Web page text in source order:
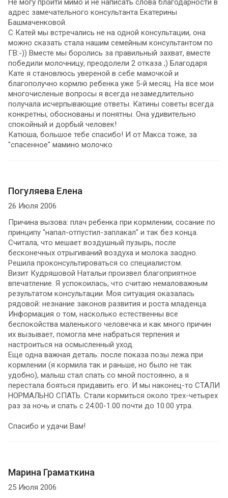
Не могу пройти мимо и не написать слова благодарности в
адрес замечательного консультанта Екатерины
Башмаченковой.
С Катей мы встречались не на одной консультации, она
можно сказать стала нашим семейным консультантом по
ГВ:-)) Вместе мы боролись за правильный захват, вместе
победили молочницу, преодолели 2 отказа ;) Благодаря
Кате я становлюсь увереной в себе мамочкой и
благополучно кормлю ребенка уже 5-й месяц. На все мои
многочисленые вопросы я всегда незамедлительно
получала исчерпывающие ответы. Катины советы всегда
конкретны, обоснованы и понятны. Она удивительно
спокойный и дорбый человек!
Катюша, большое тебе спасибо! И от Макса тоже, за
"спасенное" мамино молочко
Погуляева Елена
26 Июля 2006
Причина вызова: плач ребенка при кормлении, сосание по
принципу "напал-отпустил-заплакал" и так без конца.
Считала, что мешает воздушный пузырь, после
бесконечных отрыгиваний воздуха и молока заодно.
Решила проконсультироваться со специалистом.
Визит Кудряшовой Натальи произвел благоприятное
впечатление. Я успокоилась, что считаю немаловажным
результатом консультации. Моя ситуация оказалась
рядовой: незнание законов развития и роста младенца.
Информация о том, насколько естественны все
беспокойства маленького человечка и как много причин
их вызывает, помогла мне набраться терпения и
настроиться на осмысленный уход.
Еще одна важная деталь: после показа позы лежа при
кормлении (я кормила так и раньше, но было не так
удобно), малыш стал спать со мной постоянно, а я
перестала бояться придавить его. И мы наконец-то СТАЛИ
НОРМАЛЬНО СПАТЬ. Стали кормиться около трех-четырех
раз за ночь и спать с 24.00-1.00 почти до 10.00 утра.
Спасибо и удачи Вам!
Марина Граматкина
25 Июля 2006